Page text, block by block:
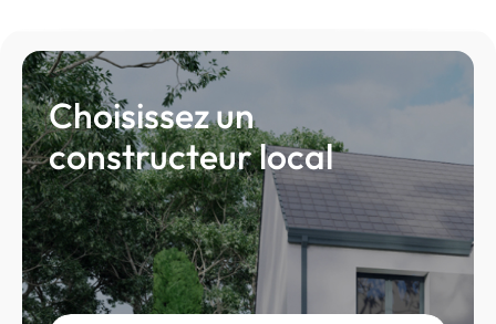
Choisissez un
constructeur local